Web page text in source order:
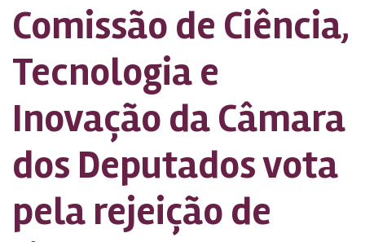
Comissão de Ciência,
Tecnologia e
Inovação da Câmara
dos Deputados vota
pela rejeição de